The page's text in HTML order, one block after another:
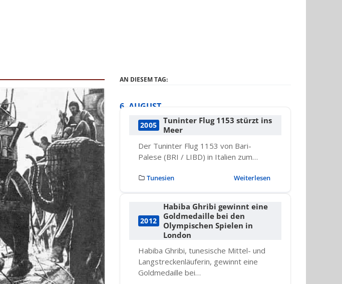
AN DIESEM TAG:
6. AUGUST
2005
Tuninter Flug 1153 stürzt ins
Meer
Der Tuninter Flug 1153 von Bari-
Palese (BRI / LIBD) in Italien zum…
Tunesien Weiterlesen
2012
Habiba Ghribi gewinnt eine
Goldmedaille bei den
Olympischen Spielen in
London
Habiba Ghribi, tunesische Mittel- und
Langstreckenläuferin, gewinnt eine
Goldmedaille bei…